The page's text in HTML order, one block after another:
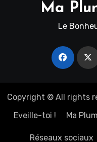
Ma
Le
Copyright © All rights
Eveille-toi !
Ma
Réseaux sociaux